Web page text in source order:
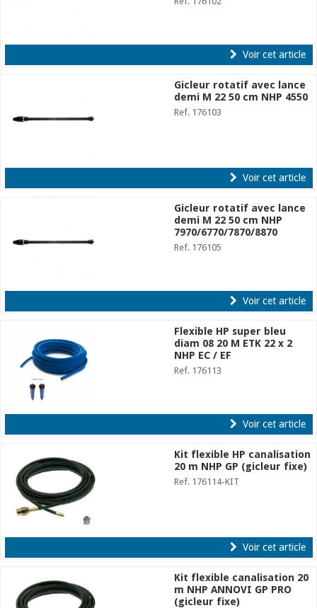
Voir cet article
Gicleur rotatif avec lance
demi M 22 50 cm NHP 4550
Ref. 176103
Voir cet article
Gicleur rotatif avec lance
demi M 22 50 cm NHP
7970/6770/7870/8870
Ref. 176105
Voir cet article
Flexible HP super bleu
diam 08 20 M ETK 22 x 2
NHP EC / EF
Ref. 176113
Voir cet article
Kit flexible HP canalisation
20 m NHP GP (gicleur fixe)
Ref. 176114-KIT
Voir cet article
Kit flexible canalisation 20
m NHP ANNOVI GP PRO
(gicleur fixe)